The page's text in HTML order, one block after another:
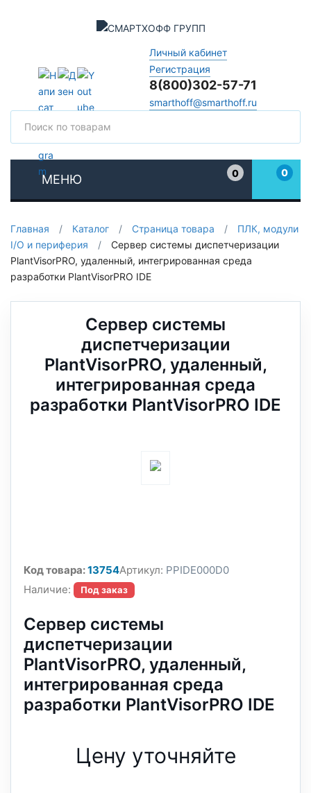
Личный кабинет
Регистрация
8(800)302-57-71
smarthoff@smarthoff.ru
МЕНЮ
0
0
Главная / Каталог / Страница товара /
ПЛК, модули
I/O и периферия
/
Сервер системы диспетчеризации
PlantVisorPRO, удаленный, интегрированная среда
разработки PlantVisorPRO IDE
Сервер системы
диспетчеризации
PlantVisorPRO, удаленный,
интегрированная среда
разработки PlantVisorPRO IDE
Код товара:13754Артикул: PPIDE000D0
Наличие:
Под заказ
Сервер системы
диспетчеризации
PlantVisorPRO, удаленный,
интегрированная среда
разработки PlantVisorPRO IDE
Цену уточняйте